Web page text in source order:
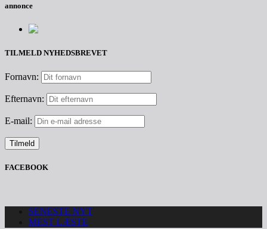
annonce
TILMELD NYHEDSBREVET
Fornavn:
Efternavn:
E-mail:
FACEBOOK
SENESTE NYT
MEST LÆSTE